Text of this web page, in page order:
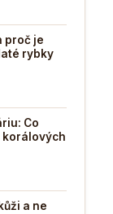
proč je
rybky
Co
korálových
a ne